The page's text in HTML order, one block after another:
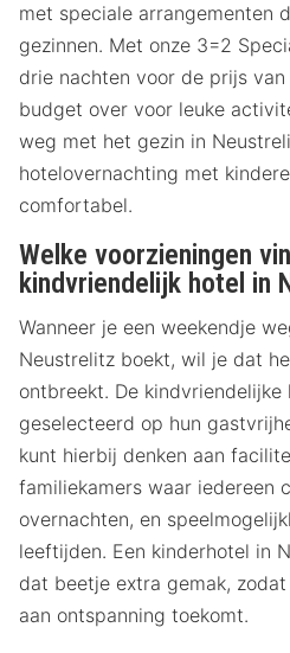
met speciale arrangementen
gezinnen. Met onze 3=2
drie nachten voor de prijs
budget over voor leuke
weg met het gezin in
hotelovernachting met
comfortabel.
Welke voorzieningen
kindvriendelijk hotel in
Wanneer je een weekendje
Neustrelitz boekt, wil je dat
ontbreekt. De
geselecteerd op hun
kunt hierbij denken aan
familiekamers waar iedereen
overnachten, en
leeftijden. Een kinderhotel in
dat beetje extra gemak,
aan ontspanning toekomt.